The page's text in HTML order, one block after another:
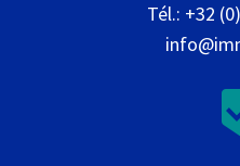
Tél.: +32